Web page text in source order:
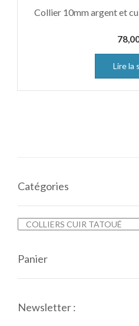
Collier 10mm argent et
Lire la
Catégories
Panier
Newsletter :